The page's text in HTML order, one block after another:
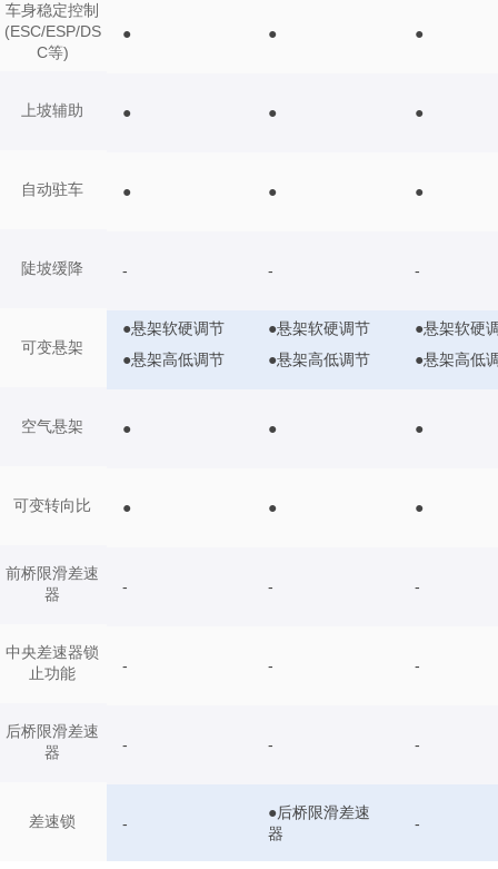
车身稳定控制
(ESC/ESP/DS
C等)
上坡辅助
自动驻车
陡坡缓降
可变悬架
空气悬架
可变转向比
前桥限滑差速
器
中央差速器锁
止功能
后桥限滑差速
器
差速锁
● ● ●
● ● ●
● ● ●
- - -
●悬架软硬调节
●悬架高低调节
●悬架软硬调节
●悬架高低调节
●悬架软硬
●悬架高低
● ● ●
● ● ●
- - -
- - -
- - -
-
●后桥限滑差速
器
-